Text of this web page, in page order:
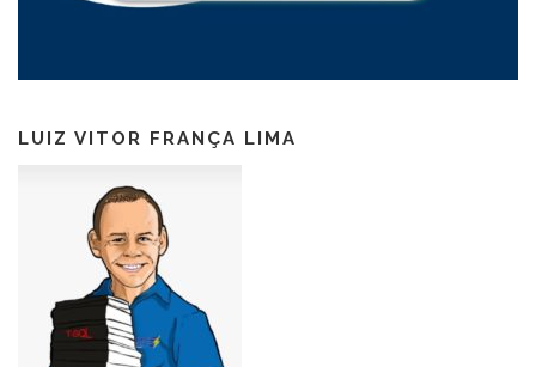
LUIZ VITOR FRANÇA LIMA